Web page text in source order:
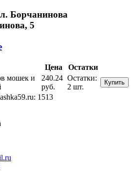
Борчанинова
5
Цена
Остатки
мошек и
240.24
руб.
Остатки:
2 шт.
Купить
1513